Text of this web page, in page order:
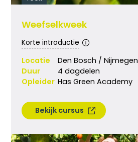
Weefselkweek
Korte introductie
Locatie
Den Bosch / Nijmegen
Duur
4 dagdelen
Opleider Has Green Academy
Bekijk cursus